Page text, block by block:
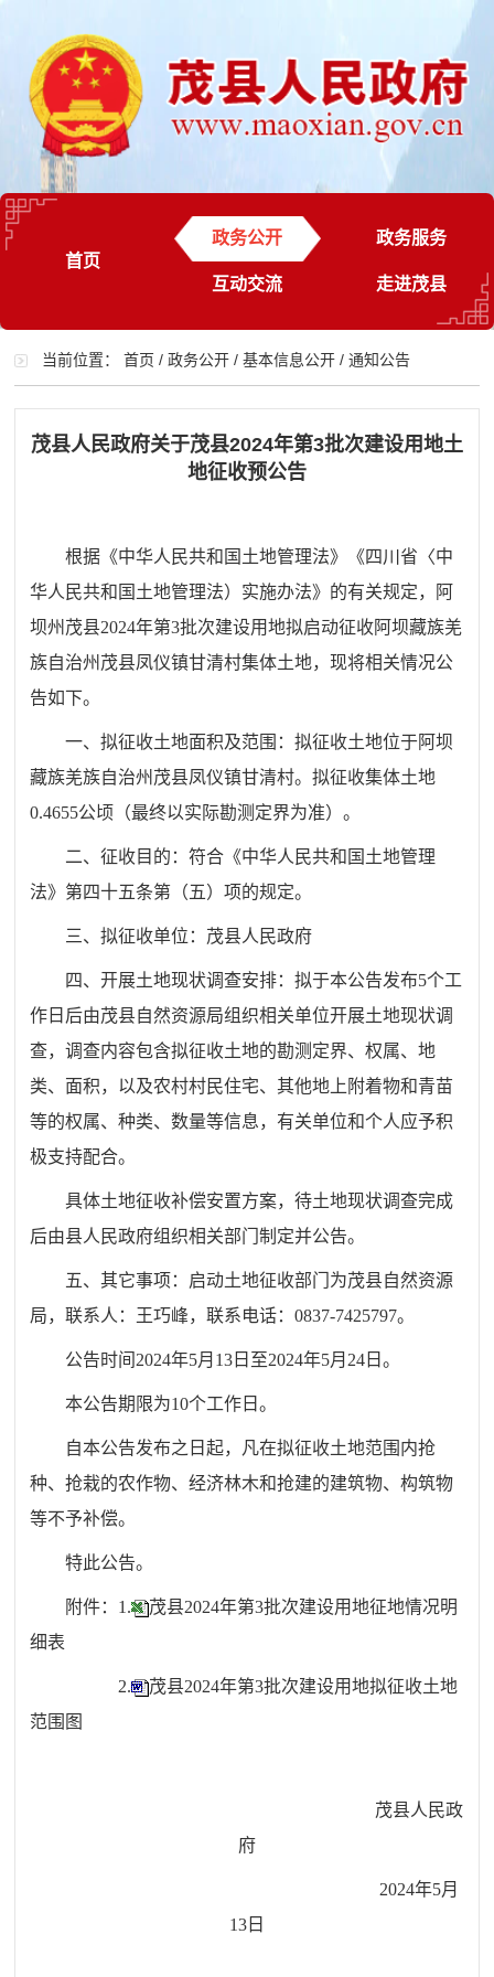
首页
政务公开 政务服务
互动交流 走进茂县
当前位置：首页 /政务公开 /基本信息公开 /通知公告
茂县人民政府关于茂县2024年第3批次建设用地土
地征收预公告
根据《中华人民共和国土地管理法》《四川省〈中
华人民共和国土地管理法）实施办法》的有关规定，阿
坝州茂县2024年第3批次建设用地拟启动征收阿坝藏族羌
族自治州茂县凤仪镇甘清村集体土地，现将相关情况公
告如下。
一、拟征收土地面积及范围：拟征收土地位于阿坝
藏族羌族自治州茂县凤仪镇甘清村。拟征收集体土地
0.4655公顷（最终以实际勘测定界为准）。
二、征收目的：符合《中华人民共和国土地管理
法》第四十五条第（五）项的规定。
三、拟征收单位：茂县人民政府
四、开展土地现状调查安排：拟于本公告发布5个工
作日后由茂县自然资源局组织相关单位开展土地现状调
查，调查内容包含拟征收土地的勘测定界、权属、地
类、面积，以及农村村民住宅、其他地上附着物和青苗
等的权属、种类、数量等信息，有关单位和个人应予积
极支持配合。
具体土地征收补偿安置方案，待土地现状调查完成
后由县人民政府组织相关部门制定并公告。
五、其它事项：启动土地征收部门为茂县自然资源
局，联系人：王巧峰，联系电话：0837-7425797。
公告时间 2024年5月 13 日至2024年5月 24 日。
本公告期限为10个工作日。
自本公告发布之日起，凡在拟征收土地范围内抢
种、抢栽的农作物、经济林木和抢建的建筑物、构筑物
等不予补偿。
特此公告。
附件：1.
茂县2024年第3批次建设用地征地情况明
细表
2.
茂县2024年第3批次建设用地拟征收土地
范围图
茂县人民政
府
2024年5月
13日